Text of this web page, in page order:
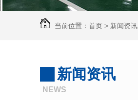
当前位置： 首页 > 新闻资讯
新闻资讯
NEWS